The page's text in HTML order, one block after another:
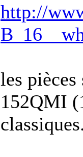
http://
les
152QMI